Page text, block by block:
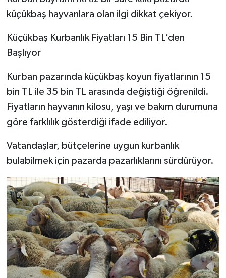
küçükbaş hayvanlara olan ilgi dikkat çekiyor.
Küçükbaş Kurbanlık Fiyatları 15 Bin TL’den
Başlıyor
Kurban pazarında küçükbaş koyun fiyatlarının 15
bin TL ile 35 bin TL arasında değiştiği öğrenildi.
Fiyatların hayvanın kilosu, yaşı ve bakım durumuna
göre farklılık gösterdiği ifade ediliyor.
Vatandaşlar, bütçelerine uygun kurbanlık
bulabilmek için pazarda pazarlıklarını sürdürüyor.